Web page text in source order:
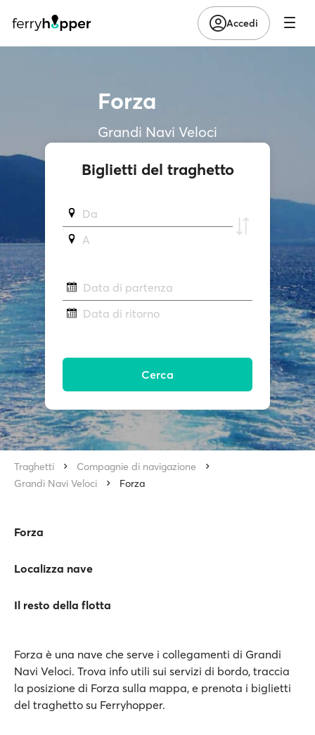
Accedi
Forza
Grandi Navi Veloci
Biglietti del traghetto
Da
A
Data di partenza
Data di ritorno
Cerca
Traghetti
Compagnie di navigazione
Grandi Navi Veloci
Forza
Forza
Localizza nave
Il resto della flotta
Forza è una nave che serve i collegamenti di Grandi
Navi Veloci. Trova info utili sui servizi di bordo, traccia
la posizione di Forza sulla mappa, e prenota i biglietti
del traghetto su Ferryhopper.